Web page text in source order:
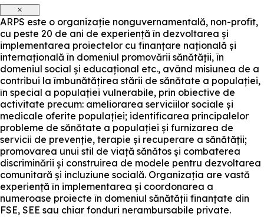
×
ARPS este o organizație nonguvernamentală, non-profit,
cu peste 20 de ani de experiență în dezvoltarea și
implementarea proiectelor cu finanțare națională și
internațională în domeniul promovării sănătății, în
domeniul social și educațional etc., având misiunea de a
contribui la îmbunătățirea stării de sănătate a populației,
în special a populației vulnerabile, prin obiective de
activitate precum: ameliorarea serviciilor sociale și
medicale oferite populației; identificarea principalelor
probleme de sănătate a populației și furnizarea de
servicii de prevenție, terapie și recuperare a sănătății;
promovarea unui stil de viață sănătos și combaterea
discriminării și construirea de modele pentru dezvoltarea
comunitară și incluziune socială. Organizația are vastă
experiență în implementarea și coordonarea a
numeroase proiecte în domeniul sănătății finanțate din
FSE, SEE sau chiar fonduri nerambursabile private.